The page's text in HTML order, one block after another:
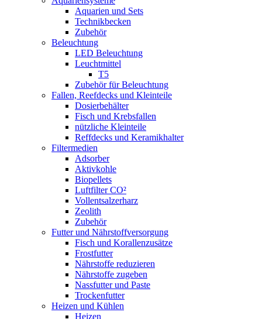
Aquarien und Sets
Technikbecken
Zubehör
Beleuchtung
LED Beleuchtung
Leuchtmittel
T5
Zubehör für Beleuchtung
Fallen, Reefdecks und Kleinteile
Dosierbehälter
Fisch und Krebsfallen
nützliche Kleinteile
Reffdecks und Keramikhalter
Filtermedien
Adsorber
Aktivkohle
Biopellets
Luftfilter CO²
Vollentsalzerharz
Zeolith
Zubehör
Futter und Nährstoffversorgung
Fisch und Korallenzusätze
Frostfutter
Nährstoffe reduzieren
Nährstoffe zugeben
Nassfutter und Paste
Trockenfutter
Heizen und Kühlen
Heizen